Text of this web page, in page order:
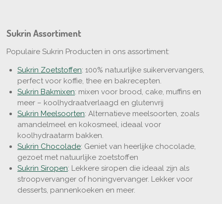
Sukrin Assortiment
Populaire Sukrin Producten in ons assortiment:
Sukrin Zoetstoffen: 100% natuurlijke suikervervangers,
perfect voor koffie, thee en bakrecepten.
Sukrin Bakmixen: mixen voor brood, cake, muffins en
meer – koolhydraatverlaagd en glutenvrij
Sukrin Meelsoorten: Alternatieve meelsoorten, zoals
amandelmeel en kokosmeel, ideaal voor
koolhydraatarm bakken.
Sukrin Chocolade: Geniet van heerlijke chocolade,
gezoet met natuurlijke zoetstoffen
Sukrin Siropen: Lekkere siropen die ideaal zijn als
stroopvervanger of honingvervanger. Lekker voor
desserts, pannenkoeken en meer.